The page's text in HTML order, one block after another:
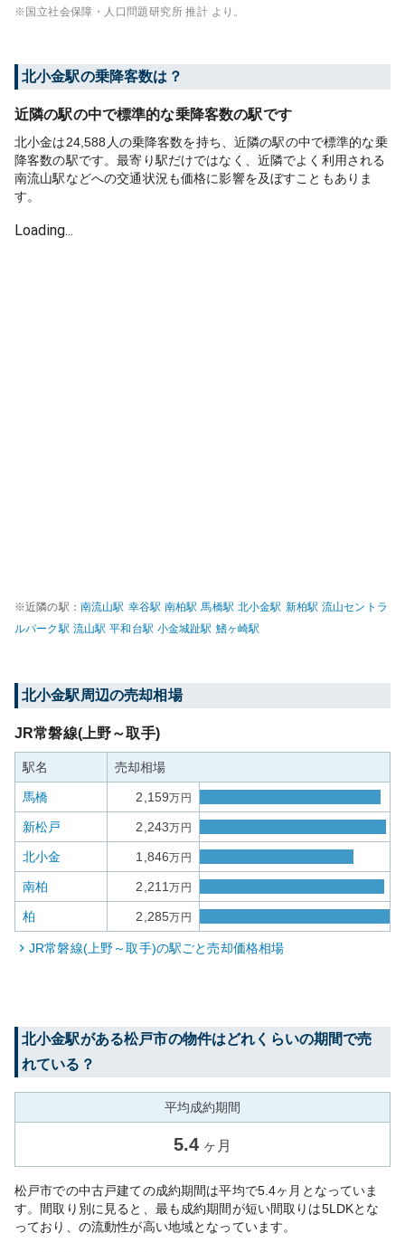
※国立社会保障・人口問題研究所 推計 より。
北小金駅の乗降客数は？
近隣の駅の中で標準的な乗降客数の駅です
北小金は24,588人の乗降客数を持ち、近隣の駅の中で標準的な乗
降客数の駅です。最寄り駅だけではなく、近隣でよく利用される
南流山駅などへの交通状況も価格に影響を及ぼすこともありま
す。
Loading...
※近隣の駅： 南流山駅 幸谷駅 南柏駅 馬橋駅 北小金駅 新柏駅 流山セントラ
ルパーク駅 流山駅 平和台駅 小金城趾駅 鰭ヶ崎駅
北小金駅周辺の売却相場
JR常磐線(上野～取手)
駅名 売却相場
馬橋 2,159万円
新松戸 2,243万円
北小金 1,846万円
南柏 2,211万円
柏 2,285万円
JR常磐線(上野～取手)の駅ごと売却価格相場
北小金駅がある松戸市の物件はどれくらいの期間で売
れている？
平均成約期間
5.4 ヶ月
松戸市での中古戸建ての成約期間は平均で5.4ヶ月となっていま
す。間取り別に見ると、最も成約期間が短い間取りは5LDKとな
っており、の流動性が高い地域となっています。